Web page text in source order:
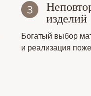
изделий
Богатый выбор
и реализация